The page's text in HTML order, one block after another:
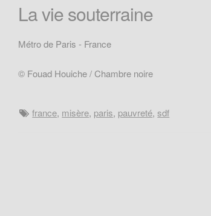
La vie souterraine
Métro de Paris - France
© Fouad Houiche / Chambre noire
france, misère, paris, pauvreté, sdf